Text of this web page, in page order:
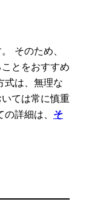
そのため、
とをおすすめ
式は、無理な
ては常に慎重
詳細は、 そ